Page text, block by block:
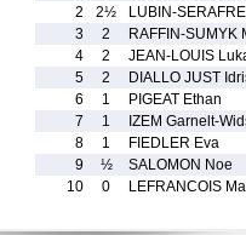
2
2½
LUBIN-
3
2
RAFFIN-SUMYK
4
2
JEAN-LOUIS
5
2
DIALLO JUST
6
1
PIGEAT Ethan
7
1
IZEM Garnelt-
8
1
FIEDLER Eva
9
½
SALOMON Noe
10
0 LEFRANCOIS